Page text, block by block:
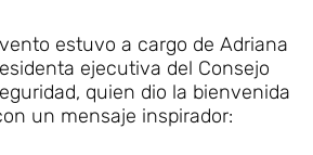
estuvo a cargo de Adriana
ejecutiva del Consejo
quien dio la bienvenida
un mensaje inspirador: